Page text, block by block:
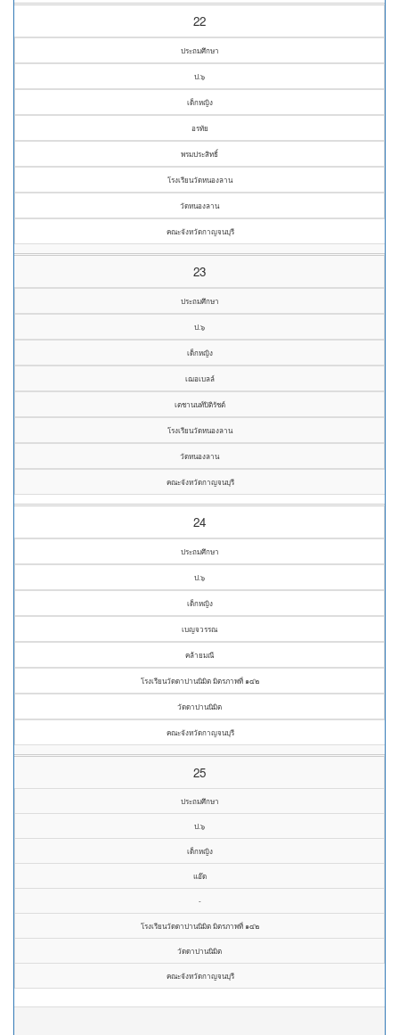
22
ประถมศึกษา
ป.๖
เด็กหญิง
อรทัย
พรมประสิทธิ์
โรงเรียนวัดหนองลาน
วัดหนองลาน
คณะจังหวัดกาญจนบุรี
23
ประถมศึกษา
ป.๖
เด็กหญิง
เฌอเบลล์
เตชานนท์ปิติรัชต์
โรงเรียนวัดหนองลาน
วัดหนองลาน
คณะจังหวัดกาญจนบุรี
24
ประถมศึกษา
ป.๖
เด็กหญิง
เบญจวรรณ
คล้ายมณี
โรงเรียนวัดดาปานนิมิต มิตรภาพที่ ๑๔๒
วัดดาปานนิมิต
คณะจังหวัดกาญจนบุรี
25
ประถมศึกษา
ป.๖
เด็กหญิง
แอ๊ด
-
โรงเรียนวัดดาปานนิมิต มิตรภาพที่ ๑๔๒
วัดดาปานนิมิต
คณะจังหวัดกาญจนบุรี